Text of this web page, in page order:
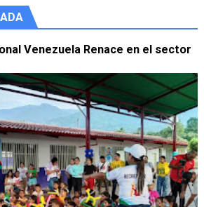
Venezuela Renace en el sector